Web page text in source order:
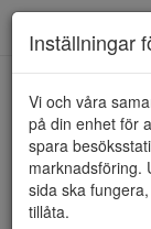
HEM ULRIKA
Inställningar
Vi och våra
på din enhet för
spara
marknadsföring.
sida ska
tillåta.